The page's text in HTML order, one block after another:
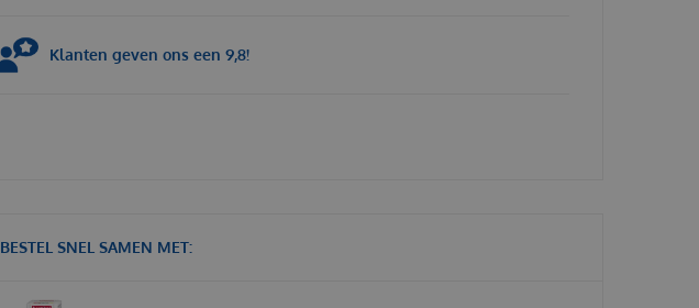
Klanten geven ons een 9,8!
BESTEL SNEL SAMEN MET: